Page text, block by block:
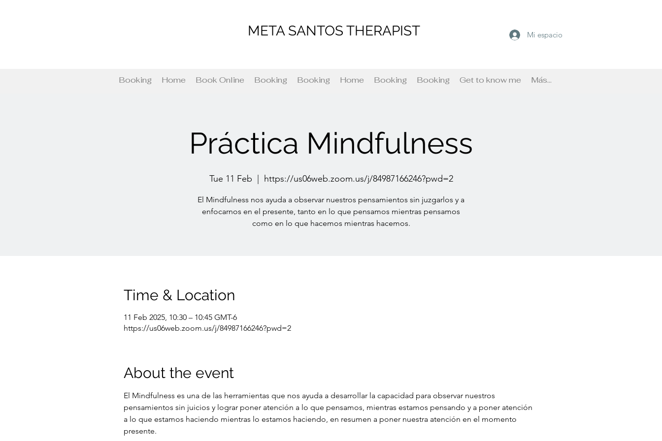
META SANTOS THERAPIST Mi espacio
Booking Home Book Online Booking Booking Home Booking Booking Get to know me Más...
Práctica Mindfulness
Tue 11 Feb https://us06web.zoom.us/j/84987166246?pwd=2
El Mindfulness nos ayuda a observar nuestros pensamientos sin juzgarlos y a
enfocarnos en el presente, tanto en lo que pensamos mientras pensamos
como en lo que hacemos mientras hacemos.
Time & Location
11 Feb 2025, 10:30 – 10:45 GMT-6
https://us06web.zoom.us/j/84987166246?pwd=2
About the event
El Mindfulness es una de las herramientas que nos ayuda a desarrollar la capacidad para observar nuestros
pensamientos sin juicios y lograr poner atención a lo que pensamos, mientras estamos pensando y a poner atención
a lo que estamos haciendo mientras lo estamos haciendo, en resumen a poner nuestra atención en el momento
presente.